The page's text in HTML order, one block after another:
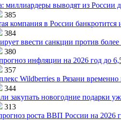
миллиардеры выводят из России
385
компания в России банкротится
384
ввести санкции против
380
инфляции на 2026 год до
357
Wildberries в Рязани временно
344
закупать новогодние подарки
313
роста ВВП России на 2026